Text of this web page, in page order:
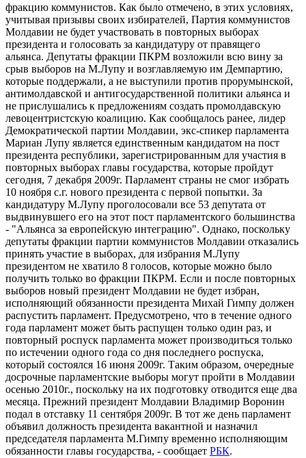
фракцию коммунистов. Как было отмечено, в этих условиях,
учитывая призывы своих избирателей, Партия коммунистов
Молдавии не будет участвовать в повторных выборах
президента и голосовать за кандидатуру от правящего
альянса. Депутаты фракции ПКРМ возложили всю вину за
срыв выборов на М.Лупу и возглавляемую им Демпартию,
которые поддержали, а не выступили против прорумынской,
антимолдавской и антигосударственной политики альянса и
не прислушались к предложениям создать промолдавскую
левоцентристскую коалицию. Как сообщалось ранее, лидер
Демократической партии Молдавии, экс-спикер парламента
Мариан Лупу является единственным кандидатом на пост
президента республики, зарегистрированным для участия в
повторных выборах главы государства, которые пройдут
сегодня, 7 декабря 2009г. Парламент страны не смог избрать
10 ноября с.г. нового президента с первой попытки. За
кандидатуру М.Лупу проголосовали все 53 депутата от
выдвинувшего его на этот пост парламентского большинства
- "Альянса за европейскую интеграцию". Однако, поскольку
депутаты фракции партии коммунистов Молдавии отказались
принять участие в выборах, для избрания М.Лупу
президентом не хватило 8 голосов, которые можно было
получить только во фракции ПКРМ. Если и после повторных
выборов новый президент Молдавии не будет избран,
исполняющий обязанности президента Михай Гимпу должен
распустить парламент. Предусмотрено, что в течение одного
года парламент может быть распущен только один раз, и
повторный роспуск парламента может производиться только
по истечении одного года со дня последнего роспуска,
который состоялся 16 июня 2009г. Таким образом, очередные
досрочные парламентские выборы могут пройти в Молдавии
осенью 2010г., поскольку на их подготовку отводится еще два
месяца. Прежний президент Молдавии Владимир Воронин
подал в отставку 11 сентября 2009г. В тот же день парламент
объявил должность президента вакантной и назначил
председателя парламента М.Гимпу временно исполняющим
обязанности главы государства, - сообщает РБК.